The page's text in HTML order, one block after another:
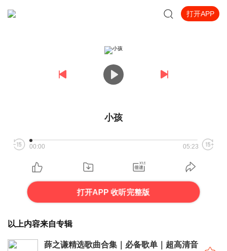
打开APP
小孩
00:00 05:23
打开APP 收听完整版
以上内容来自专辑
薛之谦精选歌曲合集｜必备歌单｜超高清音